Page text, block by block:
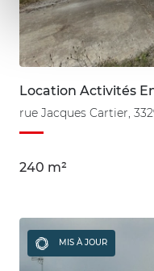
Location Activités
rue Jacques Cartier,
240 m²
MIS À JOUR